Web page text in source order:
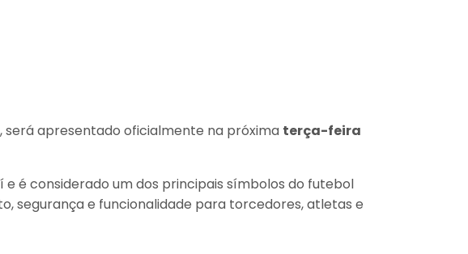
, será apresentado oficialmente na próxima terça-feira
é considerado um dos principais símbolos do futebol
segurança e funcionalidade para torcedores, atletas e